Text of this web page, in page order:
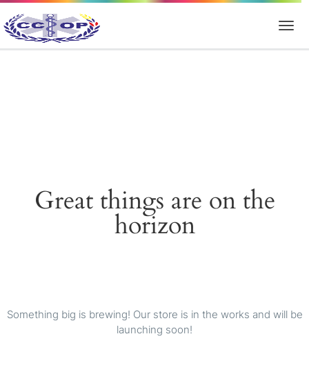
Great things are on the
horizon
Something big is brewing! Our store is in the works and will be
launching soon!